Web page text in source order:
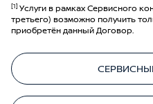
[1] Услуги в рамках Сервисного
третьего) возможно получить
приобретён данный Договор.